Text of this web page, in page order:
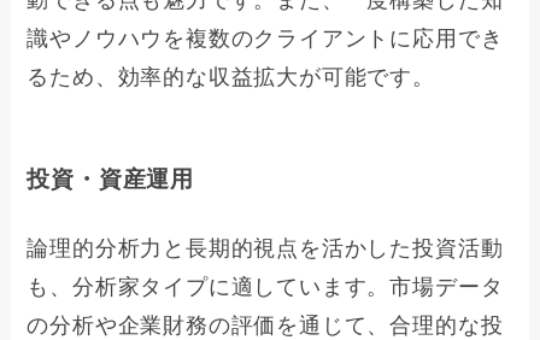
識やノウハウを複数のクライアントに応用でき
るため、効率的な収益拡大が可能です。
投資・資産運用
論理的分析力と長期的視点を活かした投資活動
も、分析家タイプに適しています。市場データ
の分析や企業財務の評価を通じて、合理的な投